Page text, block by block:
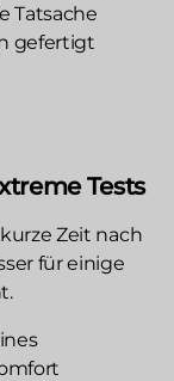
Tatsache
gefertigt
Tests
Zeit nach
für einige